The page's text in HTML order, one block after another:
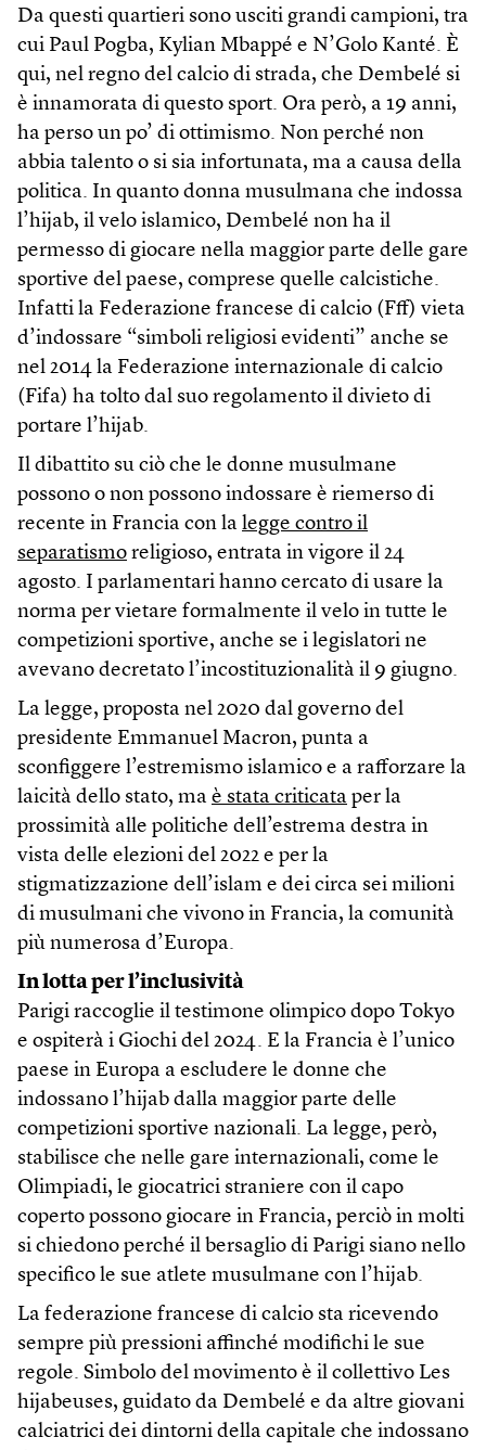
Da questi quartieri sono usciti grandi campioni, tra
cui Paul Pogba, Kylian Mbappé e N’Golo Kanté. È
qui, nel regno del calcio di strada, che Dembelé si
è innamorata di questo sport. Ora però, a 19 anni,
ha perso un po’ di ottimismo. Non perché non
abbia talento o si sia infortunata, ma a causa della
politica. In quanto donna musulmana che indossa
l’hijab, il velo islamico, Dembelé non ha il
permesso di giocare nella maggior parte delle gare
sportive del paese, comprese quelle calcistiche.
Infatti la Federazione francese di calcio (Fff) vieta
d’indossare “simboli religiosi evidenti” anche se
nel 2014 la Federazione internazionale di calcio
(Fifa) ha tolto dal suo regolamento il divieto di
portare l’hijab.
Il dibattito su ciò che le donne musulmane
possono o non possono indossare è riemerso di
recente in Francia con la legge contro il
separatismo religioso, entrata in vigore il 24
agosto. I parlamentari hanno cercato di usare la
norma per vietare formalmente il velo in tutte le
competizioni sportive, anche se i legislatori ne
avevano decretato l’incostituzionalità il 9 giugno.
La legge, proposta nel 2020 dal governo del
presidente Emmanuel Macron, punta a
sconfiggere l’estremismo islamico e a rafforzare la
laicità dello stato, ma è stata criticata per la
prossimità alle politiche dell’estrema destra in
vista delle elezioni del 2022 e per la
stigmatizzazione dell’islam e dei circa sei milioni
di musulmani che vivono in Francia, la comunità
più numerosa d’Europa.
In lotta per l’inclusività
Parigi raccoglie il testimone olimpico dopo Tokyo
e ospiterà i Giochi del 2024. E la Francia è l’unico
paese in Europa a escludere le donne che
indossano l’hijab dalla maggior parte delle
competizioni sportive nazionali. La legge, però,
stabilisce che nelle gare internazionali, come le
Olimpiadi, le giocatrici straniere con il capo
coperto possono giocare in Francia, perciò in molti
si chiedono perché il bersaglio di Parigi siano nello
specifico le sue atlete musulmane con l’hijab.
La federazione francese di calcio sta ricevendo
sempre più pressioni affinché modifichi le sue
regole. Simbolo del movimento è il collettivo Les
hijabeuses, guidato da Dembelé e da altre giovani
calciatrici dei dintorni della capitale che indossano